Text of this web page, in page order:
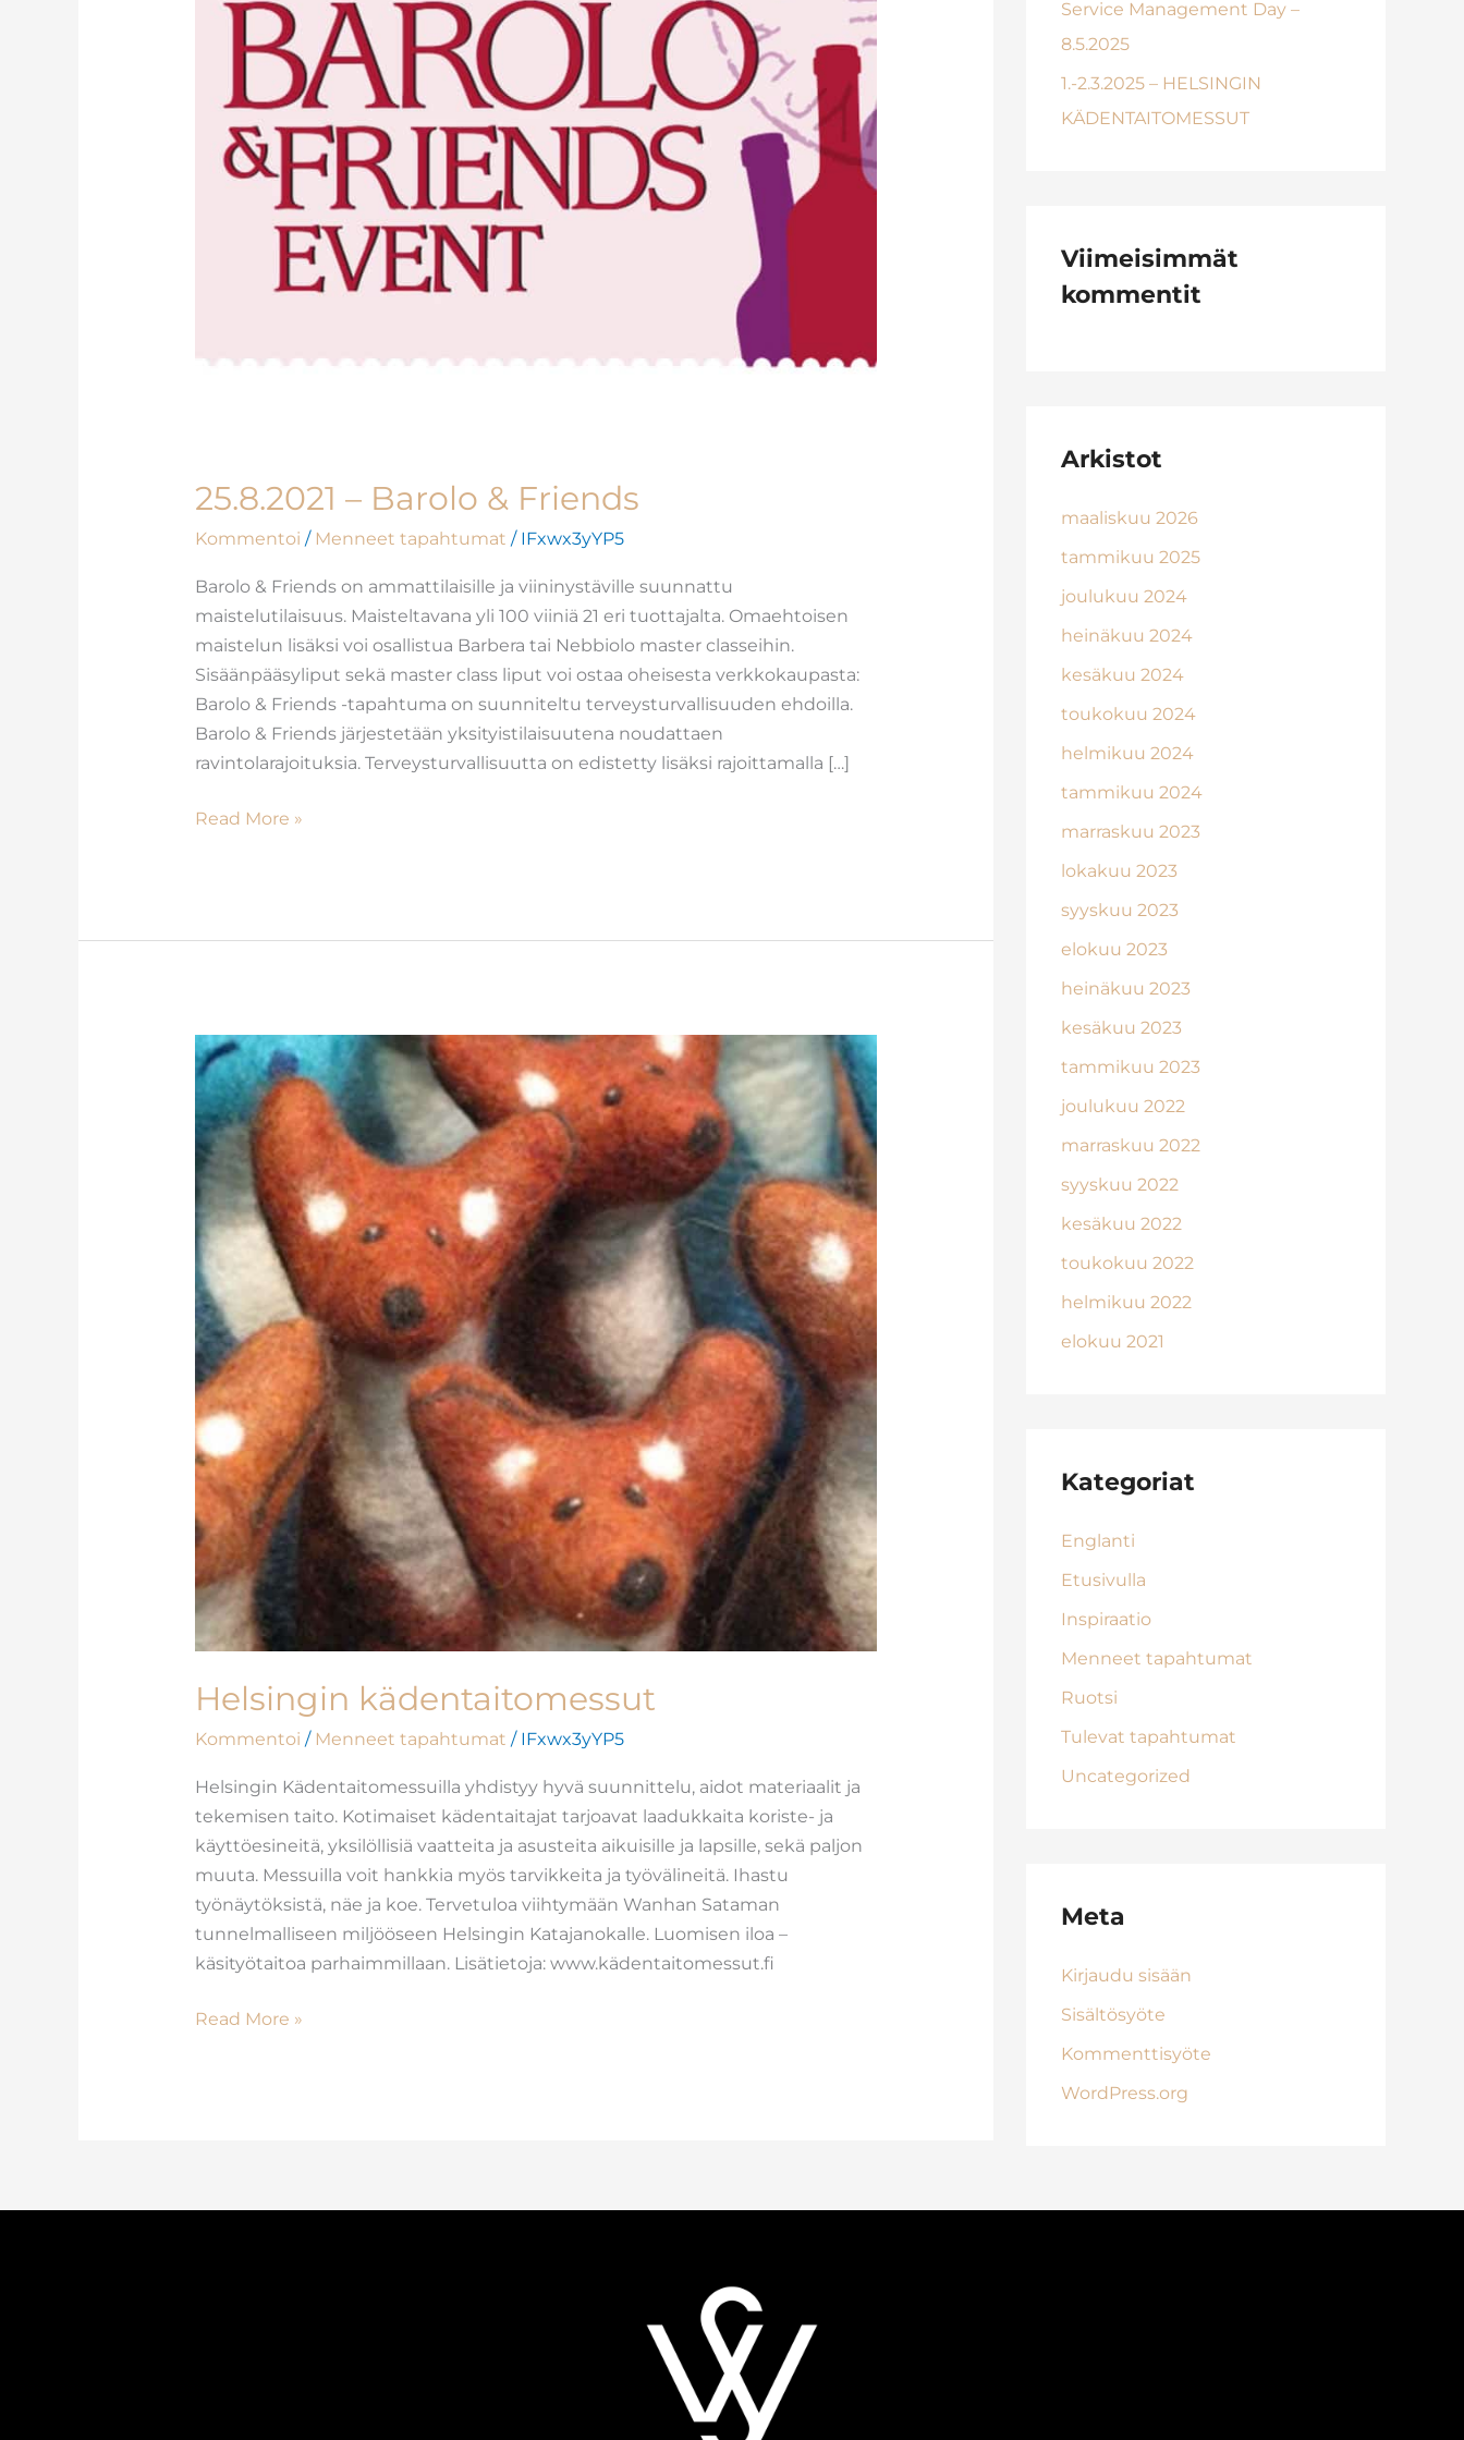
25.8.2021 – Barolo & Friends
Kommentoi / Menneet tapahtumat / IFxwx3yYP5
Barolo & Friends on ammattilaisille ja viininystäville suunnattu
maistelutilaisuus. Maisteltavana yli 100 viiniä 21 eri tuottajalta. Omaehtoisen
maistelun lisäksi voi osallistua Barbera tai Nebbiolo master classeihin.
Sisäänpääsyliput sekä master class liput voi ostaa oheisesta verkkokaupasta:
Barolo & Friends -tapahtuma on suunniteltu terveysturvallisuuden ehdoilla.
Barolo & Friends järjestetään yksityistilaisuutena noudattaen
ravintolarajoituksia. Terveysturvallisuutta on edistetty lisäksi rajoittamalla […]
Read More »
Helsingin kädentaitomessut
Kommentoi / Menneet tapahtumat / IFxwx3yYP5
Helsingin Kädentaitomessuilla yhdistyy hyvä suunnittelu, aidot materiaalit ja
tekemisen taito. Kotimaiset kädentaitajat tarjoavat laadukkaita koriste- ja
käyttöesineitä, yksilöllisiä vaatteita ja asusteita aikuisille ja lapsille, sekä paljon
muuta. Messuilla voit hankkia myös tarvikkeita ja työvälineitä. Ihastu
työnäytöksistä, näe ja koe. Tervetuloa viihtymään Wanhan Sataman
tunnelmalliseen miljööseen Helsingin Katajanokalle. Luomisen iloa –
käsityötaitoa parhaimmillaan. Lisätietoja: www.kädentaitomessut.fi
Helsingin
kädentaitomessut
Read More »
Service Management Day –
8.5.2025
1.-2.3.2025 – HELSINGIN
KÄDENTAITOMESSUT
Viimeisimmät
kommentit
Arkistot
maaliskuu 2026
tammikuu 2025
joulukuu 2024
heinäkuu 2024
kesäkuu 2024
toukokuu 2024
helmikuu 2024
tammikuu 2024
marraskuu 2023
lokakuu 2023
syyskuu 2023
elokuu 2023
heinäkuu 2023
kesäkuu 2023
tammikuu 2023
joulukuu 2022
marraskuu 2022
syyskuu 2022
kesäkuu 2022
toukokuu 2022
helmikuu 2022
elokuu 2021
Kategoriat
Englanti
Etusivulla
Inspiraatio
Menneet tapahtumat
Ruotsi
Tulevat tapahtumat
Uncategorized
Meta
Kirjaudu sisään
Sisältösyöte
Kommenttisyöte
WordPress.org